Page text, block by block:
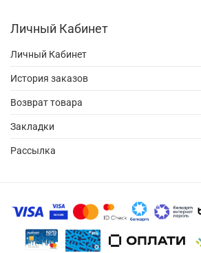
Личный Кабинет
Личный Кабинет
История заказов
Возврат товара
Закладки
Рассылка